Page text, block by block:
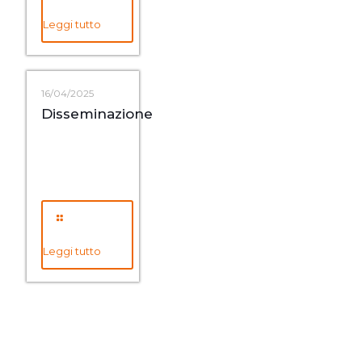
Leggi tutto
16/04/2025
Disseminazione
Leggi tutto